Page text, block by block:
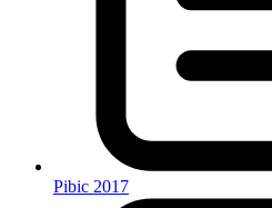
Pibic 2017